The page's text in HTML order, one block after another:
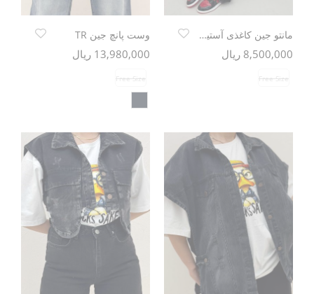
مانتو جین کاغذی آستین سه رب یقه شکاری TR
8,500,000 ریال
Free Size
وست پانچ جین TR
13,980,000 ریال
Free Size